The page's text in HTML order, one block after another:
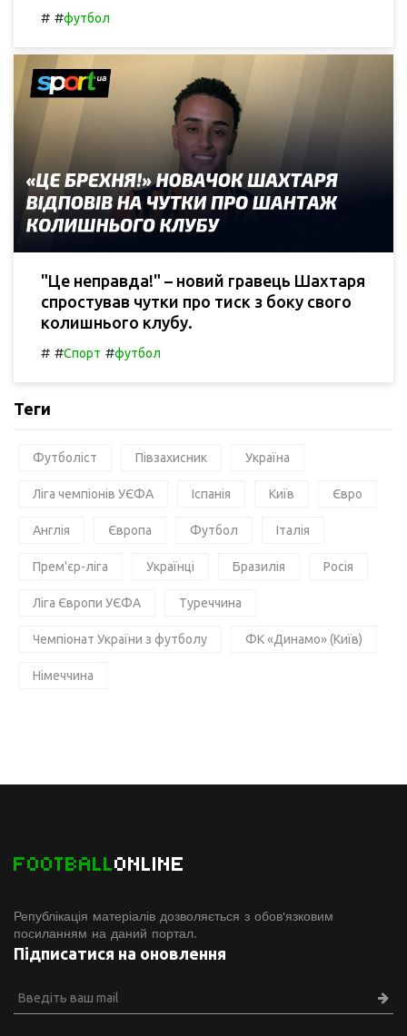
# #футбол
"Це неправда!" – новий гравець Шахтаря
спростував чутки про тиск з боку свого
колишнього клубу.
# #Спорт #футбол
Теги
Футболіст Півзахисник Україна
Ліга чемпіонів УЄФА Іспанія Київ Євро
Англія Європа Футбол Італія
Прем'єр-ліга Українці Бразилія Росія
Ліга Європи УЄФА Туреччина
Чемпіонат України з футболу ФК «Динамо» (Київ)
Німеччина
FOOTBALLONLINE
Републікація матеріалів дозволяється з обов'язковим
посиланням на даний портал.
Підписатися на оновлення